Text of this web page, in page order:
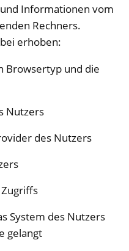
Informationen vom
Rechners.
erhoben:
Browsertyp und die
Nutzers
des Nutzers
System des Nutzers
gelangt